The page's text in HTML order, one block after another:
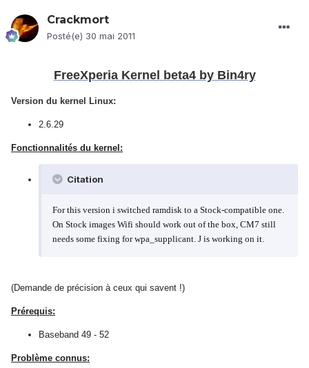
Crackmort
Posté(e) 30 mai 2011
FreeXperia Kernel beta4 by Bin4ry
Version du kernel Linux:
2.6.29
Fonctionnalités du kernel:
Citation
For this version i switched ramdisk to a Stock-compatible one.
On Stock images Wifi should work out of the box, CM7 still
needs some fixing for wpa_supplicant. J is working on it.
(Demande de précision à ceux qui savent !)
Prérequis:
Baseband 49 - 52
Problème connus: